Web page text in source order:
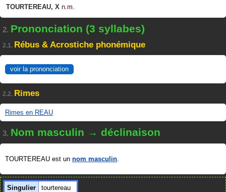
TOURTEREAU, X n.m.
2. Prononciation (3 syllabes)
2.1. Rébus & Acrostiche phonémique
voir la prononciation
2.2. Rimes
Rimes en REAU
3. Nom masculin → déclinaison
TOURTEREAU est un nom masculin.
Singulier
tourtereau